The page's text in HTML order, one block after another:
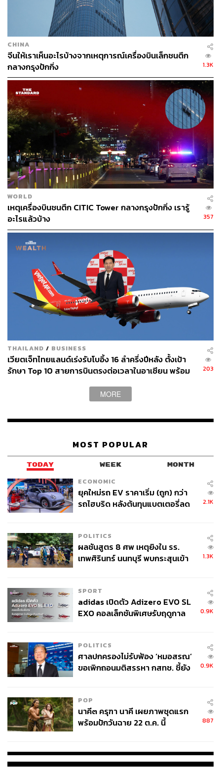
เป็นวันละ 3 เที่ยวบินตั้งแต่เดือนตุลาคม 2568 เพื่อรองรับการ
เดินทางช่วงไฮซีซั่น
ยังสนใจโครงการพัฒนาสนามบินอู่ตะเภา
อย่างไรก็ตาม พุฒิพงศ์ยังกล่าวถึงเรื่องลงทุนโครงการพัฒนา
สนามบินอู่ตะเภาและเมืองการบินภาคตะวันออก ที่ร่วมกับ
บริษัท บีทีเอส กรุ๊ป โฮลดิ้งส์ จำกัด (มหาชน) หรือ BTS และ
บริษัท ซิโน – ไทย เอ็นจีเนียริ่ง แอนด์ คอนสตรัคชั่น จำกัด
(มหาชน) หรือ STEC ที่แม้จะล่าช้าออกไป แต่ยังสนใจอยู่
สำหรับโครงการพัฒนาสนามบินอู่ตะเภาและเมืองการบิน
ตะวันออกเป็นการพัฒนาสนามบินนานาชาติหลักแห่งที่ 3
ของประเทศไทยและธุรกิจต่อเนื่อง ภายใต้ พ.ร.บ.เขตพัฒนา
พิเศษภาคตะวันออกพ.ศ. 2561 เพื่อรองรับการขยายตัวของ
พื้นที่เขตเศรษฐกิจพิเศษภาคตะวันออก (EEC) และเชื่อมโยง
การขนส่งผู้โดยสารกับสนามบินสุวรรณภูมิและสนามบิน
ดอนเมือง และเป็น Aviation Hub ที่สำคัญในภูมิภาค
พุฒิพงศ์ระบุถึงการยื่นเรื่องขอปรับปรุงแผนการพัฒนาจาก
เดิมที่จะลงทุนพัฒนาอาคารผู้โดยสารในเฟสแรกให้รับได้ 12
ล้านคนต่อปี ตอนนี้จะปรับแผนให้รองรับ 3 ล้านคนก่อน หาก
มีจำนวนผู้โดยสารขึ้นประมาณ 70-80% ของตัวเลขที่รองรับ
ได้แล้ว ถึงจะพัฒนาขึ้นเรื่อยๆ จะไม่ทำทีเดียวเหมือนในช่วง
“หากผู้โดยสารไม่เยอะก็ยังไม่คุ้มค่าที่จะลงทุน แต่ถ้าจำนวน
นักท่องเที่ยวโตถึงจะเพิ่มจำนวนขึ้นไปเรื่อยๆ แต่ที่สุดแล้ว
ปลายทางใน 50 ปี คือการรองรับผู้โดยสารได้ 50 ล้านคนต่อ
ปี” พุฒิพงศ์ กล่าวพร้อมเสริมว่า “เชื่อว่าสถานการณ์ทางการ
ต้องการของตลาดและการเติบโตของอุตสาหกรรมการบินที่
เราเชื่อว่าจะขยายตัวต่อเนื่อง”
ใบอนุญาตร้านอาหารขายเครื่องดื่มแอลกอฮอล์และสิทธิ
เรื่องการขอใบอนุญาตทำงาน
ขณะที่แผนลงทุนในส่วนของงาน MRO (ศูนย์ซ่อมบำรุง
อากาศยาน) ร่วมกับการบินไทย มูลค่าประมาณ 1 หมื่นล้าน
บาทนั้น พุฒิพงศ์ยืนยันถึงแผนการลงทุนแต่จะปรับใหม่จาก
บางกอกแอร์จะรับในส่วนของเครื่องบินขนาดเล็ก โดยจะใช้
พื้นที่โรงซ่อมบำรุงประมาณ 30 ไร่ จากพื้นที่ 100 ไร่
อีก เราเลยมองว่าการลงทุนในสิ่งที่ตัวเองถนัดน่าจะเป็น
ทางออกที่เหมาะสมกว่าในการเดินหน้าโครงการ”
เพิ่มเครื่องบินอีก 2-3 ลำในปีหน้า
ด้านทิศทางของธุรกิจบางกอกแอร์เวย์สมีแผนการเพิ่มเที่ยว
บินที่จะทยอยเข้ามา แม้ว่าปัจจุบันจะมีปัญหาเรื่องเครื่องบิน
ขาดแคลน ซึ่งต้องใช้เวลาในการจัดหา คาดว่าจะสามารถ
เพิ่มเครื่องบินได้ประมาณ 2-3 ลำในปีหน้า เครื่องบินที่จะเพิ่ม
เข้ามาส่วนใหญ่จะเป็นการเช่า โดยมองที่รุ่น A320 และ
สำหรับเครื่องบิน ATR (อากาศยานขนาดเล็ก แบบใช้
CHINA
จีนให้เราเห็นอะไรบ้างจากเหตุการณ์เครื่องบินเล็กชนตึก
กลางกรุงปักกิ่ง
1.3K
WORLD
เหตุเครื่องบินชนตึก CITIC Tower กลางกรุงปักกิ่ง เรารู้
อะไรแล้วบ้าง
357
THAILAND / BUSINESS
เวียตเจ็ทไทยแลนด์เร่งรับโบอิ้ง 16 ลำครึ่งปีหลัง ตั้งเป้า
รักษา Top 10 สายการบินตรงต่อเวลาในอาเซียน พร้อม
203
MORE
MOST POPULAR
TODAY WEEK MONTH
ECONOMIC
ยุคใหม่รถ EV ราคาเริ่ม (ถูก) กว่า
รถไฮบริด หลังต้นทุนแบตเตอรี่ลด
2.1K
POLITICS
ผลชันสูตร 8 ศพ เหตุยิงใน รร.
เทพศิรินทร์ นนทบุรี พบกระสุนเข้า
1.3K
SPORT
adidas เปิดตัว Adizero EVO SL
EXO คอลเล็กชันพิเศษรับฤดูกาล
0.9K
POLITICS
ศาลปกครองไม่รับฟ้อง ‘หมอสรณ’
ขอเพิกถอนมติสรรหา กสทช. ชี้ยัง
0.9K
POP
นาคี๓ ครุฑา นาคี เผยภาพชุดแรก
พร้อมปักวันฉาย 22 ต.ค. นี้
887